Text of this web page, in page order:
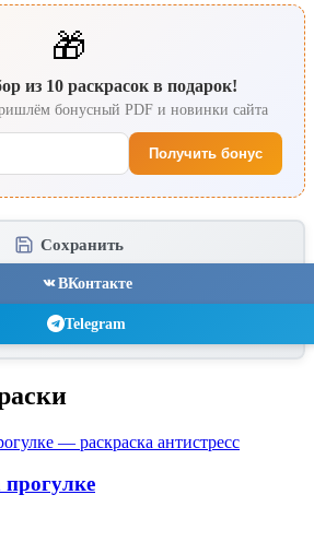
🎁
из 10 раскрасок в подарок!
бонусный PDF и новинки сайта
Получить бонус
Сохранить
ВКонтакте
Telegram
прогулке